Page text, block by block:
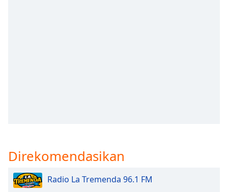
This
modal
Direkomendasikan
Radio La Tremenda 96.1 FM